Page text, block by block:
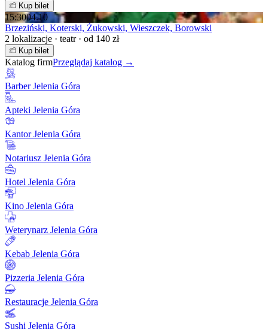
Kup bilet
15:3004.10
Brzeziński, Koterski, Żukowski, Wieszczek, Borowski
2 lokalizacje · teatr · od 140 zł
Kup bilet
Katalog firmPrzeglądaj katalog →
Barber Jelenia Góra
Apteki Jelenia Góra
Kantor Jelenia Góra
Notariusz Jelenia Góra
Hotel Jelenia Góra
Kino Jelenia Góra
Weterynarz Jelenia Góra
Kebab Jelenia Góra
Pizzeria Jelenia Góra
Restauracje Jelenia Góra
Sushi Jelenia Góra